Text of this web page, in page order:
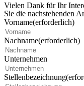
Vielen Dank für Ihr
Sie die nachstehenden
Vorname(erforderlich)
Nachname(erforderlich)
Unternehmen
Stellenbezeichnung